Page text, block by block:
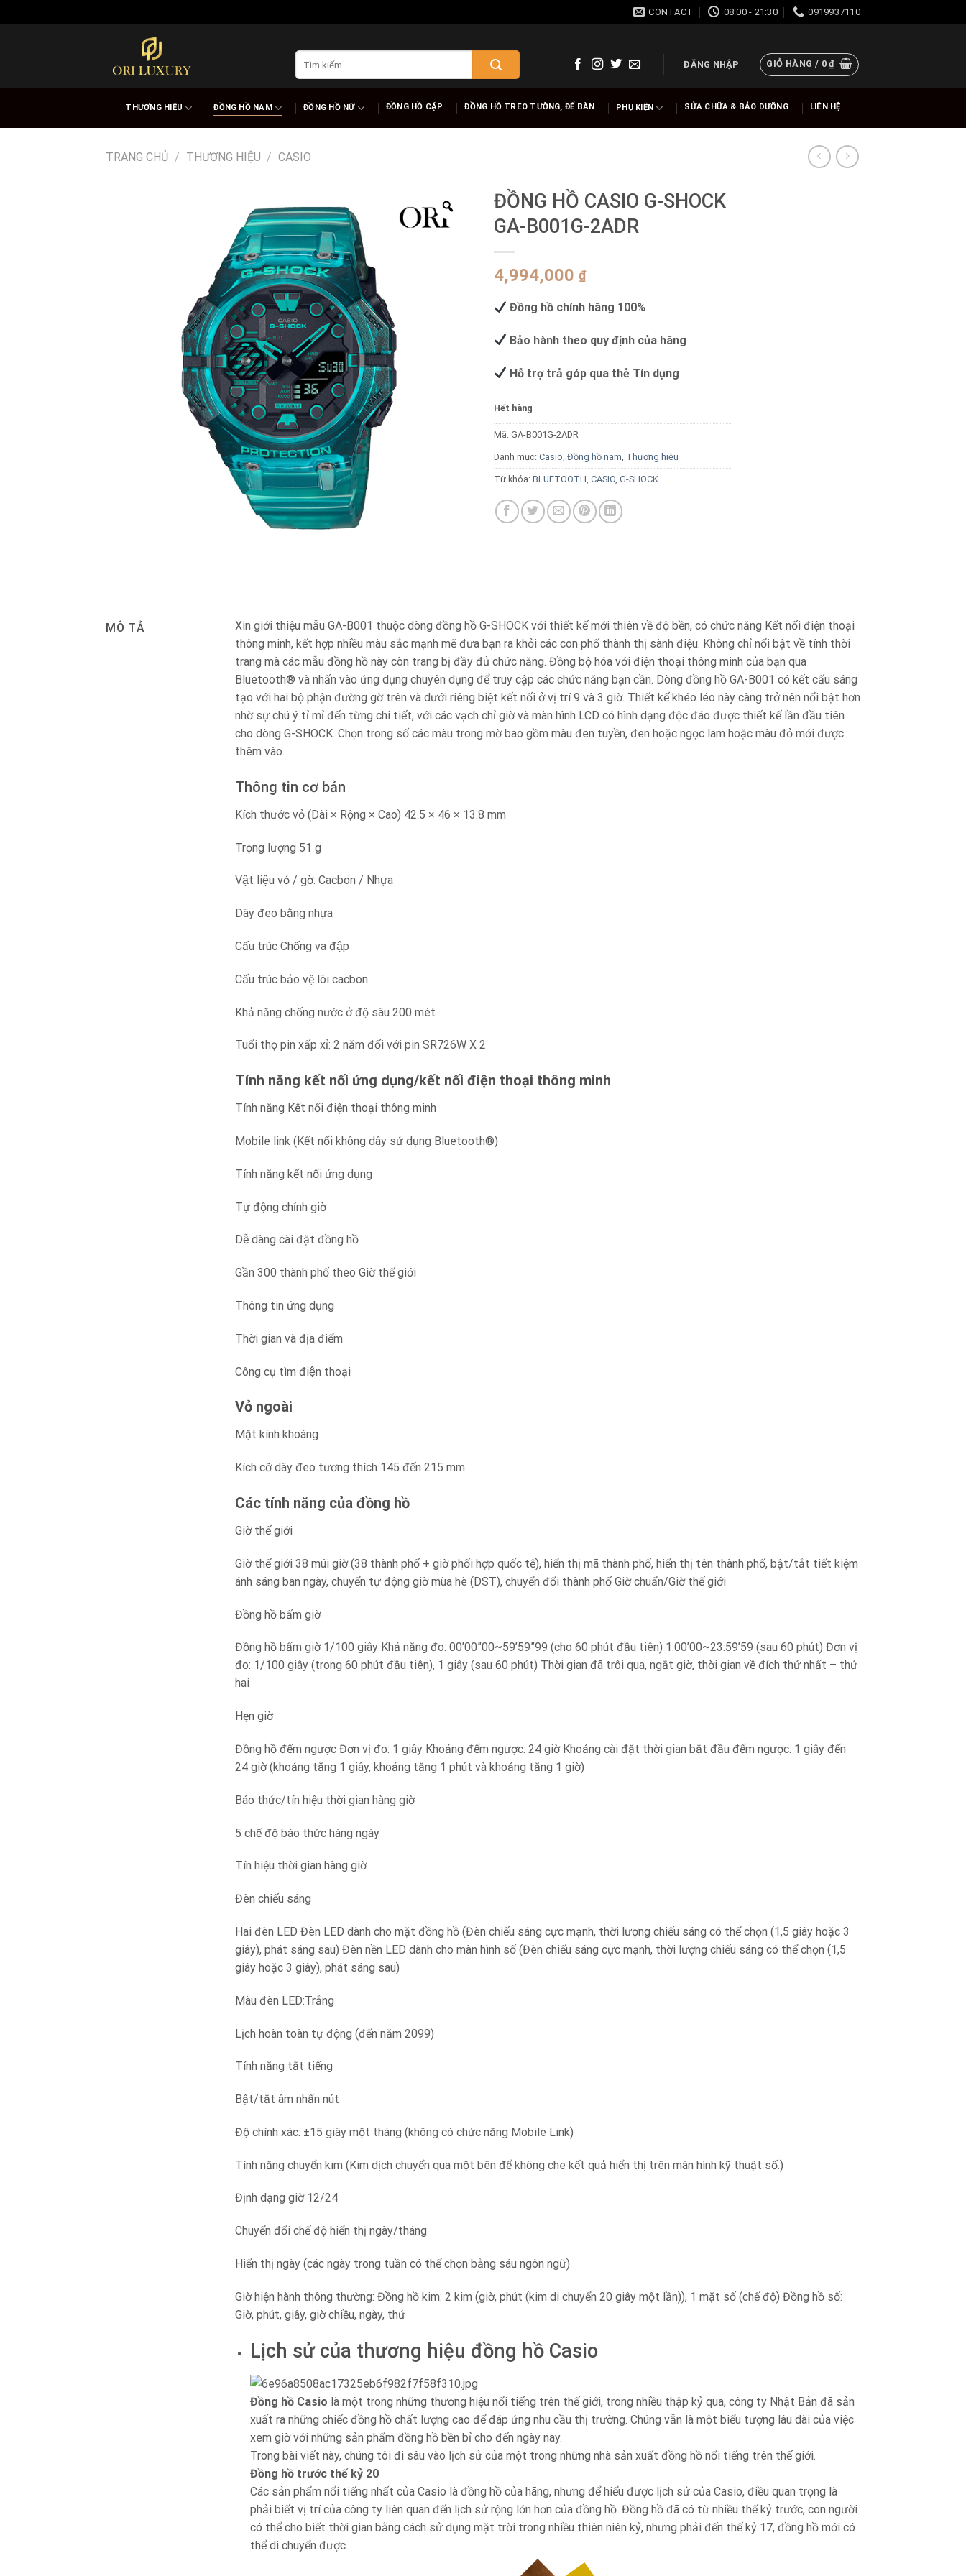
to
CONTACT 08:00 - 21:30 0919937110
ĐĂNG NHẬP GIỎ HÀNG / 0₫
THƯƠNG HIỆU ĐỒNG HỒ NAM ĐỒNG HỒ NỮ ĐỒNG HỒ CẶP ĐỒNG HỒ TREO TƯỜNG, ĐỂ BÀN PHỤ KIỆN SỬA CHỮA & BẢO DƯỠNG LIÊN HỆ
TRANG CHỦ / THƯƠNG HIỆU / CASIO
ĐỒNG HỒ CASIO G-SHOCK
GA-B001G-2ADR
4,994,000 ₫
Đồng hồ chính hãng 100%
Bảo hành theo quy định của hãng
Hỗ trợ trả góp qua thẻ Tín dụng
Hết hàng
Mã: GA-B001G-2ADR
Danh mục: Casio, Đồng hồ nam, Thương hiệu
Từ khóa: BLUETOOTH, CASIO, G-SHOCK
MÔ TẢ
Xin giới thiệu mẫu GA-B001 thuộc dòng đồng hồ G-SHOCK với thiết kế mới thiên về độ bền, có chức năng Kết nối điện thoại
thông minh, kết hợp nhiều màu sắc mạnh mẽ đưa bạn ra khỏi các con phố thành thị sành điệu. Không chỉ nổi bật về tính thời
trang mà các mẫu đồng hồ này còn trang bị đầy đủ chức năng. Đồng bộ hóa với điện thoại thông minh của bạn qua
Bluetooth® và nhấn vào ứng dụng chuyên dụng để truy cập các chức năng bạn cần. Dòng đồng hồ GA-B001 có kết cấu sáng
tạo với hai bộ phận đường gờ trên và dưới riêng biệt kết nối ở vị trí 9 và 3 giờ. Thiết kế khéo léo này càng trở nên nổi bật hơn
nhờ sự chú ý tỉ mỉ đến từng chi tiết, với các vạch chỉ giờ và màn hình LCD có hình dạng độc đáo được thiết kế lần đầu tiên
cho dòng G-SHOCK. Chọn trong số các màu trong mờ bao gồm màu đen tuyền, đen hoặc ngọc lam hoặc màu đỏ mới được
thêm vào.
Thông tin cơ bản
Kích thước vỏ (Dài × Rộng × Cao) 42.5 × 46 × 13.8 mm
Trọng lượng 51 g
Vật liệu vỏ / gờ: Cacbon / Nhựa
Dây đeo bằng nhựa
Cấu trúc Chống va đập
Cấu trúc bảo vệ lõi cacbon
Khả năng chống nước ở độ sâu 200 mét
Tuổi thọ pin xấp xỉ: 2 năm đối với pin SR726W X 2
Tính năng kết nối ứng dụng/kết nối điện thoại thông minh
Tính năng Kết nối điện thoại thông minh
Mobile link (Kết nối không dây sử dụng Bluetooth®)
Tính năng kết nối ứng dụng
Tự động chỉnh giờ
Dễ dàng cài đặt đồng hồ
Gần 300 thành phố theo Giờ thế giới
Thông tin ứng dụng
Thời gian và địa điểm
Công cụ tìm điện thoại
Vỏ ngoài
Mặt kính khoáng
Kích cỡ dây đeo tương thích 145 đến 215 mm
Các tính năng của đồng hồ
Giờ thế giới
Giờ thế giới 38 múi giờ (38 thành phố + giờ phối hợp quốc tế), hiển thị mã thành phố, hiển thị tên thành phố, bật/tắt tiết kiệm
ánh sáng ban ngày, chuyển tự động giờ mùa hè (DST), chuyển đổi thành phố Giờ chuẩn/Giờ thế giới
Đồng hồ bấm giờ
Đồng hồ bấm giờ 1/100 giây Khả năng đo: 00’00”00~59’59”99 (cho 60 phút đầu tiên) 1:00’00~23:59’59 (sau 60 phút) Đơn vị
đo: 1/100 giây (trong 60 phút đầu tiên), 1 giây (sau 60 phút) Thời gian đã trôi qua, ngắt giờ, thời gian về đích thứ nhất – thứ
hai
Hẹn giờ
Đồng hồ đếm ngược Đơn vị đo: 1 giây Khoảng đếm ngược: 24 giờ Khoảng cài đặt thời gian bắt đầu đếm ngược: 1 giây đến
24 giờ (khoảng tăng 1 giây, khoảng tăng 1 phút và khoảng tăng 1 giờ)
Báo thức/tín hiệu thời gian hàng giờ
5 chế độ báo thức hàng ngày
Tín hiệu thời gian hàng giờ
Đèn chiếu sáng
Hai đèn LED Đèn LED dành cho mặt đồng hồ (Đèn chiếu sáng cực mạnh, thời lượng chiếu sáng có thể chọn (1,5 giây hoặc 3
giây), phát sáng sau) Đèn nền LED dành cho màn hình số (Đèn chiếu sáng cực mạnh, thời lượng chiếu sáng có thể chọn (1,5
giây hoặc 3 giây), phát sáng sau)
Màu đèn LED:Trắng
Lịch hoàn toàn tự động (đến năm 2099)
Tính năng tắt tiếng
Bật/tắt âm nhấn nút
Độ chính xác: ±15 giây một tháng (không có chức năng Mobile Link)
Tính năng chuyển kim (Kim dịch chuyển qua một bên để không che kết quả hiển thị trên màn hình kỹ thuật số.)
Định dạng giờ 12/24
Chuyển đổi chế độ hiển thị ngày/tháng
Hiển thị ngày (các ngày trong tuần có thể chọn bằng sáu ngôn ngữ)
Giờ hiện hành thông thường: Đồng hồ kim: 2 kim (giờ, phút (kim di chuyển 20 giây một lần)), 1 mặt số (chế độ) Đồng hồ số:
Giờ, phút, giây, giờ chiều, ngày, thứ
Lịch sử của thương hiệu đồng hồ Casio
Đồng hồ Casio là một trong những thương hiệu nổi tiếng trên thế giới, trong nhiều thập kỷ qua, công ty Nhật Bản đã sản
xuất ra những chiếc đồng hồ chất lượng cao để đáp ứng nhu cầu thị trường. Chúng vẫn là một biểu tượng lâu dài của việc
xem giờ với những sản phẩm đồng hồ bền bỉ cho đến ngày nay.
Trong bài viết này, chúng tôi đi sâu vào lịch sử của một trong những nhà sản xuất đồng hồ nổi tiếng trên thế giới.
Đồng hồ trước thế kỷ 20
Các sản phẩm nổi tiếng nhất của Casio là đồng hồ của hãng, nhưng để hiểu được lịch sử của Casio, điều quan trọng là
phải biết vị trí của công ty liên quan đến lịch sử rộng lớn hơn của đồng hồ. Đồng hồ đã có từ nhiều thế kỷ trước, con người
có thể cho biết thời gian bằng cách sử dụng mặt trời trong nhiều thiên niên kỷ, nhưng phải đến thế kỷ 17, đồng hồ mới có
thể di chuyển được.